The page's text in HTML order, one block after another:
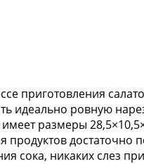
приготовления
идеально ровную
размеры
достаточно
сока, никаких слез